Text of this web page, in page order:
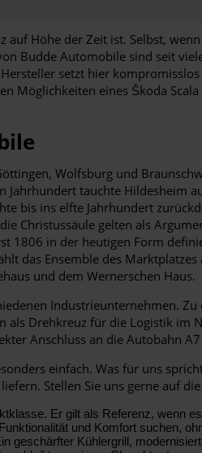
Höhe der Zeit ist. Selbst,
Budde Automobile sind seit
setzt hier
Möglichkeiten eines Škoda
Wolfsburg und
tauchte Hildesheim
bis ins elfte Jahrhundert
Christussäule gelten als
1806 in der heutigen Form
das Ensemble des
und dem Wernerschen Haus.
Industrieunternehmen.
Drehkreuz für die Logistik im
Anschluss an die Autobahn
einfach. Was für uns
Stellen Sie uns gerne auf
Er gilt als Referenz, wenn
und Komfort suchen,
Kühlergrill,